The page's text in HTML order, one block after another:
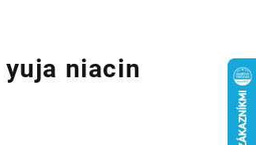
niacin